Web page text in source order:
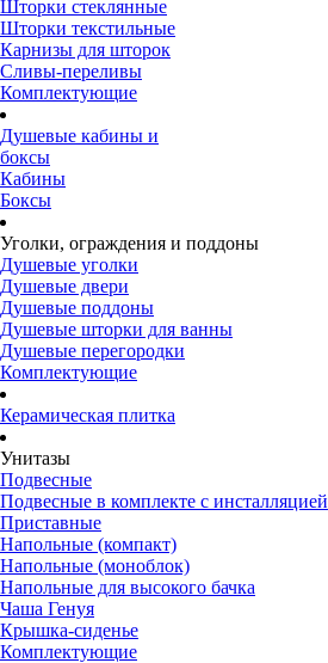
Шторки стеклянные
Шторки текстильные
Карнизы для шторок
Сливы-переливы
Комплектующие
Душевые кабины и
боксы
Кабины
Боксы
Уголки, ограждения и поддоны
Душевые уголки
Душевые двери
Душевые поддоны
Душевые шторки для ванны
Душевые перегородки
Комплектующие
Керамическая плитка
Унитазы
Подвесные
Подвесные в комплекте с инсталляцией
Приставные
Напольные (компакт)
Напольные (моноблок)
Напольные для высокого бачка
Чаша Генуя
Крышка-сиденье
Комплектующие